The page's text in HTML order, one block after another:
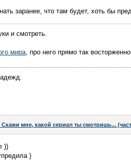
заранее, что там будет, хоть бы
и смотреть.
мира, про него прямо так
Скажи мне, какой сериал ты смотришь...
))
)